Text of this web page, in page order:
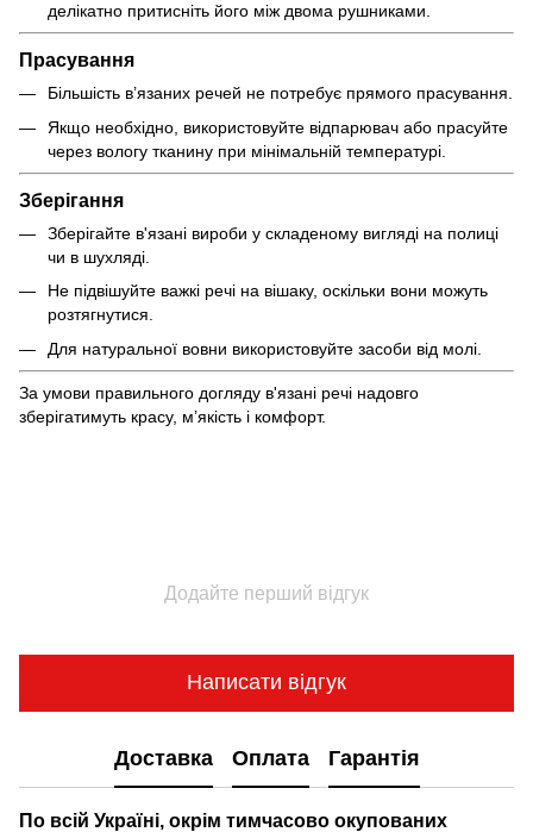
делікатно притисніть його між двома рушниками.
Прасування
Більшість в’язаних речей не потребує прямого прасування.
Якщо необхідно, використовуйте відпарювач або прасуйте
через вологу тканину при мінімальній температурі.
Зберігання
Зберігайте в'язані вироби у складеному вигляді на полиці
чи в шухляді.
Не підвішуйте важкі речі на вішаку, оскільки вони можуть
розтягнутися.
Для натуральної вовни використовуйте засоби від молі.
За умови правильного догляду в'язані речі надовго
зберігатимуть красу, м’якість і комфорт.
Додайте перший відгук
Написати відгук
Доставка Оплата Гарантія
По всій Україні, окрім тимчасово окупованих